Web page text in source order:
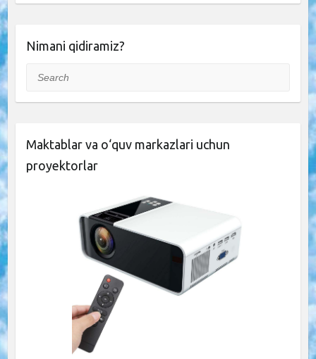
Nimani qidiramiz?
Search
Maktablar va o‘quv markazlari uchun
proyektorlar